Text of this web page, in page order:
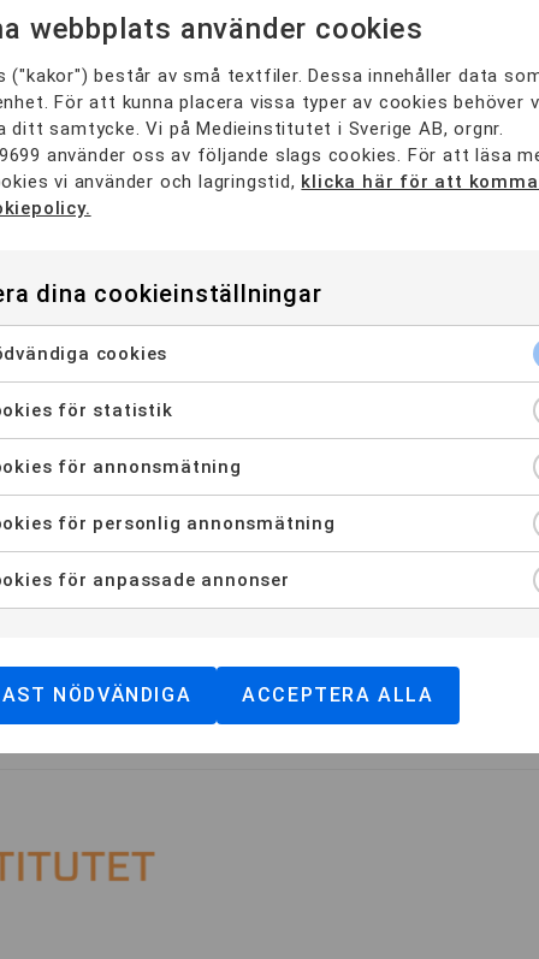
AB / Pyramid / Salgado /
/ Techpilots / the amazing
W Communications / Wenderfalck /
är så roligt att det
webbplats använder cookies
("kakor") består av små textfiler. Dessa innehåller data
För att kunna placera vissa typer av cookies behöver
ditt samtycke. Vi på Medieinstitutet i Sverige AB, orgnr.
använder oss av följande slags cookies. För att läsa
vi använder och lagringstid, klicka här för att
dina cookieinställningar
cookies
för statistik
för annonsmätning
för personlig annonsmätning
för anpassade annonser
NÖDVÄNDIGA ACCEPTERA ALLA